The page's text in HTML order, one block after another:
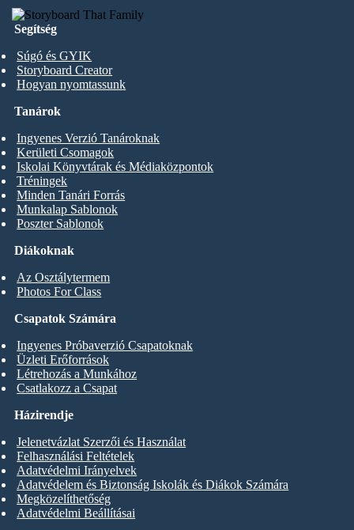
Segítség
Súgó és GYIK
Storyboard Creator
Hogyan nyomtassunk
Diákoknak
Az Osztálytermem
Photos For Class
Tanárok
Ingyenes Verzió Tanároknak
Kerületi Csomagok
Iskolai Könyvtárak és Médiaközpontok
Tréningek
Minden Tanári Forrás
Munkalap Sablonok
Poszter Sablonok
Csapatok Számára
Ingyenes Próbaverzió Csapatoknak
Üzleti Erőforrások
Létrehozás a Munkához
Csatlakozz a Csapat
Házirendje
Jelenetvázlat Szerzői és Használat
Felhasználási Feltételek
Adatvédelmi Irányelvek
Adatvédelem és Biztonság Iskolák és Diákok Számára
Megközelíthetőség
Adatvédelmi Beállításai